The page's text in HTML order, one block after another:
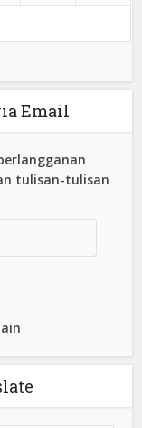
Email
tulisan-tulisan